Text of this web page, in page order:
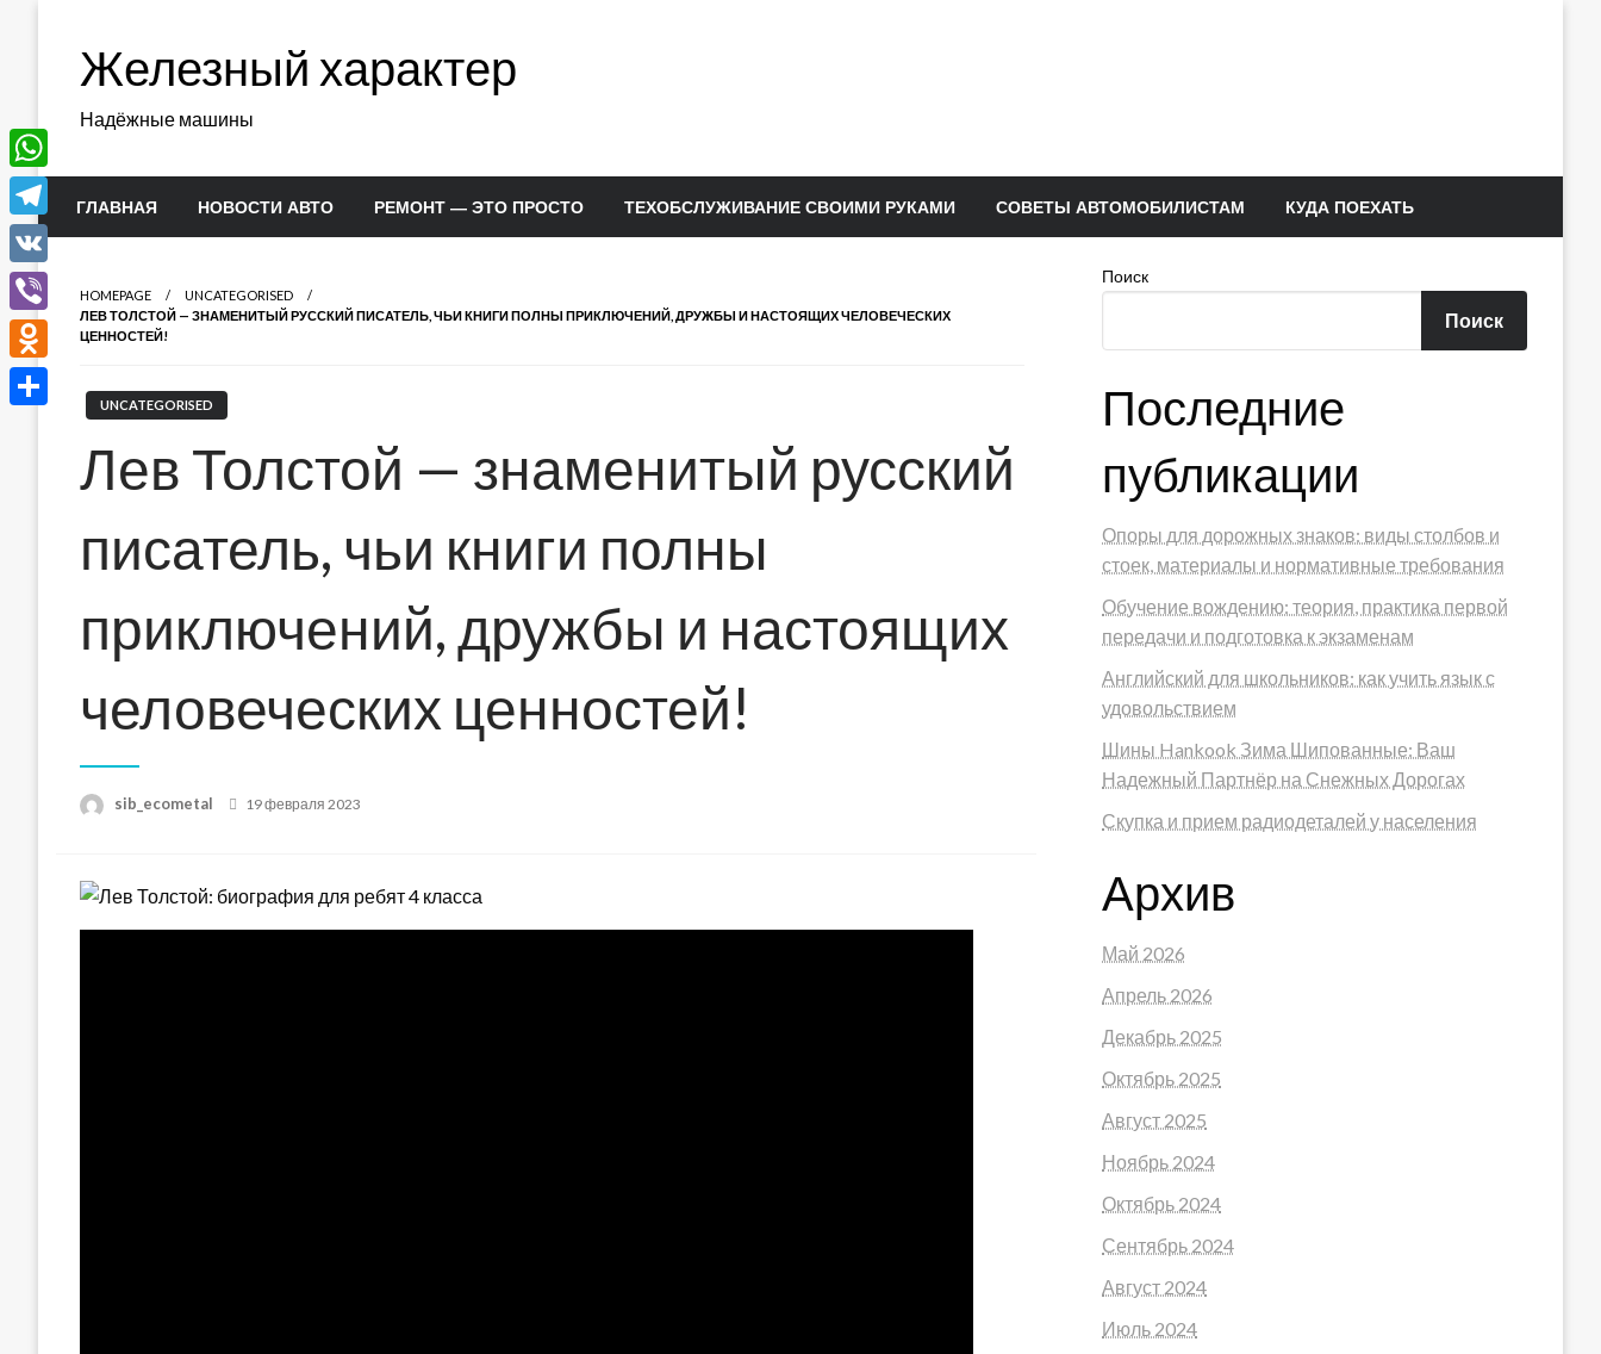
содержимомуЖелезный характер
Надёжные машины
ГЛАВНАЯ НОВОСТИ АВТО РЕМОНТ — ЭТО ПРОСТО ТЕХОБСЛУЖИВАНИЕ СВОИМИ РУКАМИ СОВЕТЫ АВТОМОБИЛИСТАМ КУДА ПОЕХАТЬ
HOMEPAGE
UNCATEGORISED
ЛЕВ ТОЛСТОЙ — ЗНАМЕНИТЫЙ РУССКИЙ ПИСАТЕЛЬ, ЧЬИ КНИГИ ПОЛНЫ ПРИКЛЮЧЕНИЙ, ДРУЖБЫ И НАСТОЯЩИХ ЧЕЛОВЕЧЕСКИХ
ЦЕННОСТЕЙ!
UNCATEGORISED
Лев Толстой — знаменитый русский
писатель, чьи книги полны
приключений, дружбы и настоящих
человеческих ценностей!
sib_ecometal
Posted
19 февраля 2023
Поиск
Поиск
Последние
публикации
Опоры для дорожных знаков: виды столбов и
стоек, материалы и нормативные требования
Обучение вождению: теория, практика первой
передачи и подготовка к экзаменам
Английский для школьников: как учить язык с
удовольствием
Шины Hankook Зима Шипованные: Ваш
Надежный Партнёр на Снежных Дорогах
Скупка и прием радиодеталей у населения
Архив
Май 2026
Апрель 2026
Декабрь 2025
Октябрь 2025
Август 2025
Ноябрь 2024
Октябрь 2024
Сентябрь 2024
Август 2024
Июль 2024
WhatsApp
Telegram
VK
Viber
Odnoklassniki
Отправить